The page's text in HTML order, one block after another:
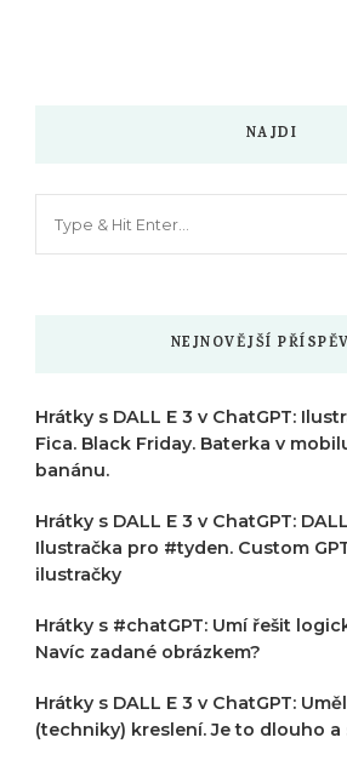
NAJDI
NEJNOVĚJŠÍ
Hrátky s DALL E 3 v ChatGPT:
Fica. Black Friday. Baterka v
banánu.
Hrátky s DALL E 3 v ChatGPT:
Ilustračka pro #tyden. Custom
ilustračky
Hrátky s #chatGPT: Umí řešit
Navíc zadané obrázkem?
Hrátky s DALL E 3 v ChatGPT:
(techniky) kreslení. Je to dlouho a